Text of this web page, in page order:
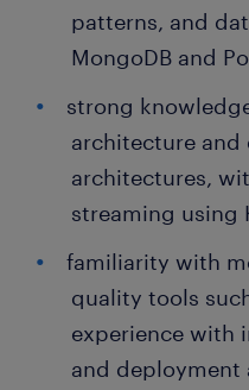
patterns, and
MongoDB and
strong
architecture and
architectures,
streaming using
familiarity with
quality tools
experience with
and deployment